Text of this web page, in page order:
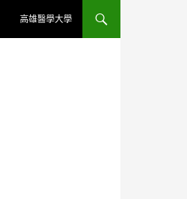
高雄醫學大學